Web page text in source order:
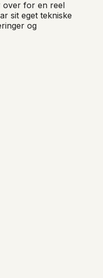
over for en reel
sit eget tekniske
og